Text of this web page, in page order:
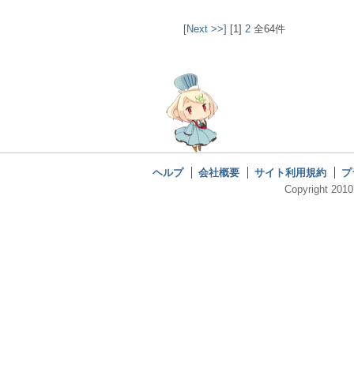
[Next >>] [1] 2 全64件
ヘルプ 会社概要 サイト利用規約
Copyright